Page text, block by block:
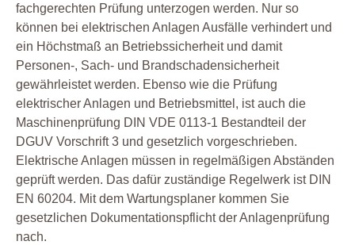
fachgerechten Prüfung unterzogen werden. Nur so
können bei elektrischen Anlagen Ausfälle verhindert und
ein Höchstmaß an Betriebssicherheit und damit
Personen-, Sach- und Brandschadensicherheit
gewährleistet werden. Ebenso wie die Prüfung
elektrischer Anlagen und Betriebsmittel, ist auch die
Maschinenprüfung DIN VDE 0113-1 Bestandteil der
DGUV Vorschrift 3 und gesetzlich vorgeschrieben.
Elektrische Anlagen müssen in regelmäßigen Abständen
geprüft werden. Das dafür zuständige Regelwerk ist DIN
EN 60204. Mit dem Wartungsplaner kommen Sie
gesetzlichen Dokumentationspflicht der Anlagenprüfung
nach.